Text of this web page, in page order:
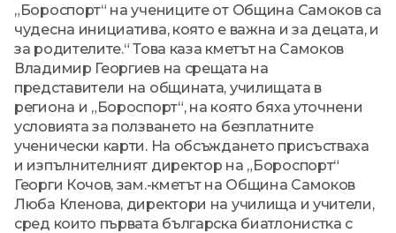
„Бороспорт“ на учениците от Община Самоков са
чудесна инициатива, която е важна и за децата, и
за родителите.“ Това каза кметът на Самоков
Владимир Георгиев на срещата на
представители на общината, училищата в
региона и „Бороспорт“, на която бяха уточнени
условията за ползването на безплатните
ученически карти. На обсъждането присъстваха
и изпълнителният директор на „Бороспорт“
Георги Кочов, зам.-кметът на Община Самоков
Люба Кленова, директори на училища и учители,
сред които първата българска биатлонистка с